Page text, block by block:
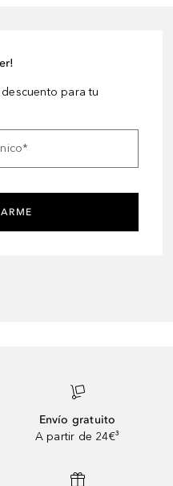
para tu
*
Envío gratuito
A partir de 24€³